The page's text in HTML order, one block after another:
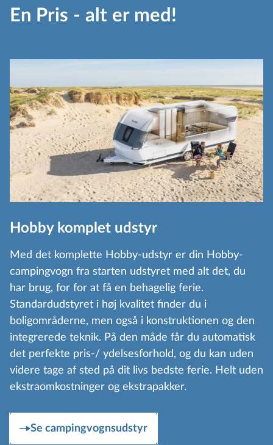
En Pris - alt er med!
Hobby komplet udstyr
Med det komplette Hobby-udstyr er din Hobby-
campingvogn fra starten udstyret med alt det, du
har brug, for for at få en behagelig ferie.
Standardudstyret i høj kvalitet finder du i
boligområderne, men også i konstruktionen og den
integrerede teknik. På den måde får du automatisk
det perfekte pris-/ ydelsesforhold, og du kan uden
videre tage af sted på dit livs bedste ferie. Helt uden
ekstraomkostninger og ekstrapakker.
Se campingvognsudstyr